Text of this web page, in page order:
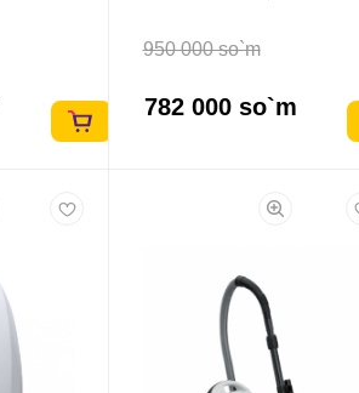
950 000 so`m
782 000 so`m